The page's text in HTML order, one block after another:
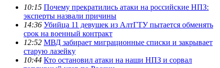
10:15 Почему прекратились атаки на российские НПЗ:
эксперты назвали причины
14:36 Убийца 11 девушек из АлтГТУ пытается обменять
срок на военный контракт
12:52 МВД забирает миграционные списки и закрывает
старую лазейку
10:44 Кто остановил атаки на наши НПЗ и сорвал